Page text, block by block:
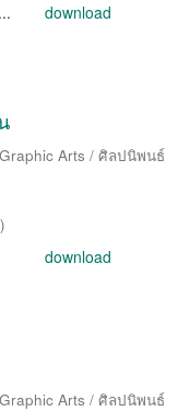
download
Arts / ศิลปนิพนธ์
)
download
Arts / ศิลปนิพนธ์